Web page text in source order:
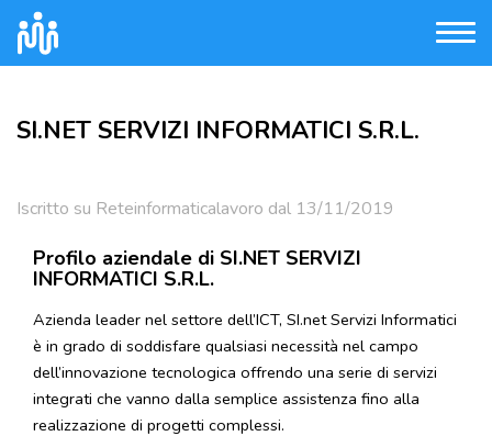
SI.NET SERVIZI INFORMATICI S.R.L.
Iscritto su Reteinformaticalavoro dal 13/11/2019
Profilo aziendale di SI.NET SERVIZI
INFORMATICI S.R.L.
Azienda leader nel settore dell’ICT, SI.net Servizi Informatici
è in grado di soddisfare qualsiasi necessità nel campo
dell’innovazione tecnologica offrendo una serie di servizi
integrati che vanno dalla semplice assistenza fino alla
realizzazione di progetti complessi.